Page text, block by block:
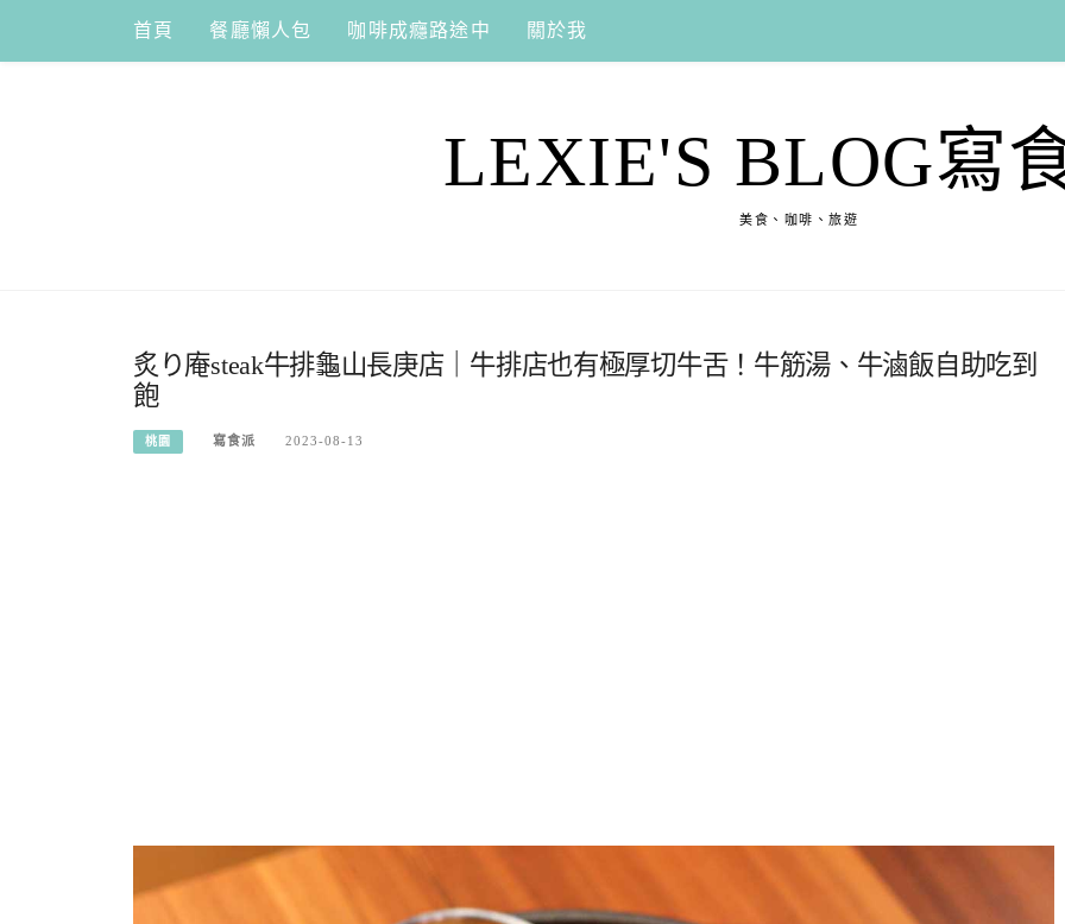
content
首頁 餐廳懶人包 咖啡成癮路途中 關於我
LEXIE'S BLOG寫
美食、咖啡、旅遊
炙り庵steak牛排龜山長庚店｜牛排店也有極厚切牛舌！牛筋湯、牛滷飯自助吃到
飽
桃園 寫食派 2023-08-13